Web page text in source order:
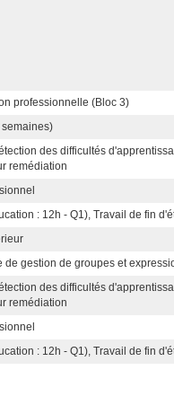
professionnelle (Bloc 3)
des difficultés
remédiation
: 12h - Q1), Travail de fin
gestion de groupes et
des difficultés
remédiation
: 12h - Q1), Travail de fin